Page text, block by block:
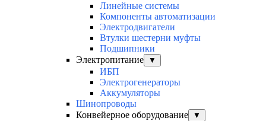
Линейные системы
Компоненты автоматизации
Электродвигатели
Втулки шестерни муфты
Подшипники
Электропитание
▼
ИБП
Электрогенераторы
Аккумуляторы
Шинопроводы
Конвейерное оборудование
▼